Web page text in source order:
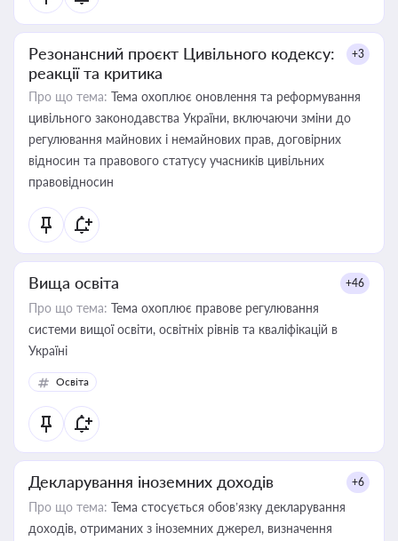
Резонансний проєкт Цивільного кодексу:
реакції та критика
+3
Про що тема: Тема охоплює оновлення та реформування
цивільного законодавства України, включаючи зміни до
регулювання майнових і немайнових прав, договірних
відносин та правового статусу учасників цивільних
правовідносин
Вища освіта +46
Про що тема: Тема охоплює правове регулювання
системи вищої освіти, освітніх рівнів та кваліфікацій в
Україні
Освіта
Декларування іноземних доходів +6
Про що тема: Тема стосується обов’язку декларування
доходів, отриманих з іноземних джерел, визначення